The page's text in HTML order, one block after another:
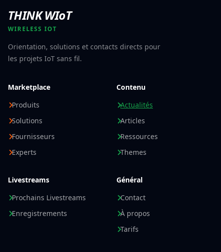
THINK WIoT
WIRELESS IOT
Orientation, solutions et contacts directs pour
les projets IoT sans fil.
Marketplace
Produits
Solutions
Fournisseurs
Experts
Contenu
Actualités
Articles
Ressources
Themes
Livestreams
Prochains Livestreams
Enregistrements
Général
Contact
À propos
Tarifs